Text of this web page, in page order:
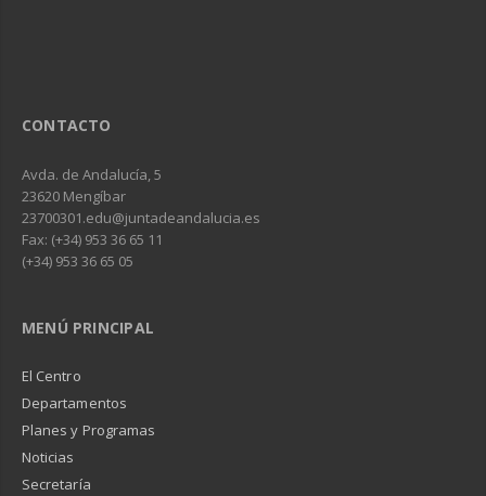
CONTACTO
Avda. de Andalucía, 5
23620 Mengíbar
23700301.edu@juntadeandalucia.es
Fax: (+34) 953 36 65 11
(+34) 953 36 65 05
MENÚ PRINCIPAL
El Centro
Departamentos
Planes y Programas
Noticias
Secretaría